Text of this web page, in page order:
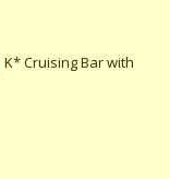
K* Cruising Bar with